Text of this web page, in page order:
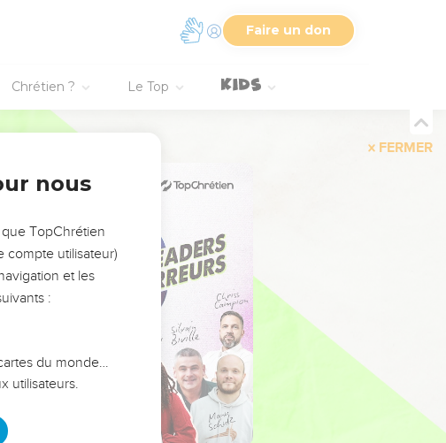
Faire un don
Chrétien ? Le Top
FERMER
nous
TopChrétien
compte utilisateur)
et les
:
du monde…
utilisateurs.